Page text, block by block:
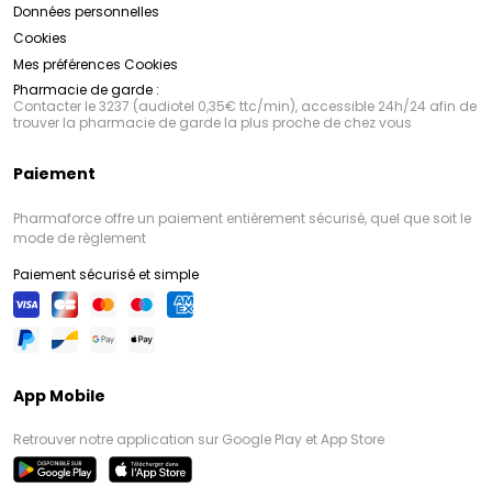
Données personnelles
Cookies
Mes préférences Cookies
Pharmacie de garde :
Contacter le 3237 (audiotel 0,35€ ttc/min), accessible 24h/24 afin de
trouver la pharmacie de garde la plus proche de chez vous
Paiement
Pharmaforce offre un paiement entièrement sécurisé, quel que soit le
mode de règlement
Paiement sécurisé et simple
App Mobile
Retrouver notre application sur Google Play et App Store